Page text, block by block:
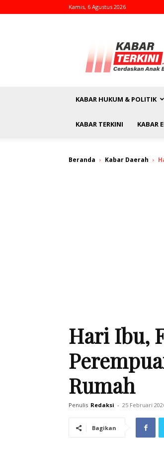
Kamis, 6 Agustus 2026
KABAR HUKUM & POLITIK
KABAR TERKINI KABAR
Beranda Kabar Daerah
Hari Ibu,
Rumah
Penulis Redaksi - 25 Februari
Bagikan